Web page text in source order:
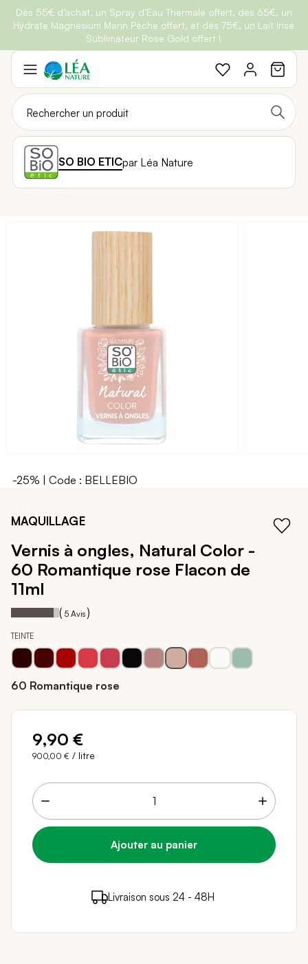
Belle semaine : Profitez de-25% + Livraison offertedès 30€
d'achat avec le codeBELLEBIO
BRADERIE :-40% sur une sélection de produits
Dès 55€ d’achat, un Spray d’Eau Thermale offert, dès 65€, un
Hydrate Magnésium Marin Pêche offert, et dès 75€, un Lait Irisé
Sublimateur Rose Gold offert !
Aller
contenu
SO BIO ETICpar Léa Nature
-25% | Code : BELLEBIO
début
Galerie
d’images
MAQUILLAGE
Vernis à ongles, Natural Color -
60 Romantique rose Flacon de
11ml
Notation: 88
% of 100
( 5 Avis )
TEINTE
60 Romantique rose
9,90 €
900,00 € / litre
9 points de fidélité ( 0,18 € )en achetant ce
Livraison sous 24 - 48H
Paiement sécurisé